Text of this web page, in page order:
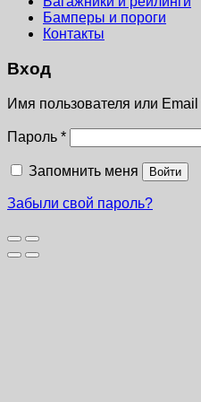
Бамперы и пороги
Контакты
Вход
Имя пользователя или Email
Пароль *
Запомнить меня Войти
Забыли свой пароль?